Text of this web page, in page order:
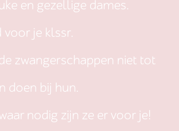
en gezellige dames.
voor je klssr.
zwangerschappen niet tot
doen bij hun.
nodig zijn ze er voor je!